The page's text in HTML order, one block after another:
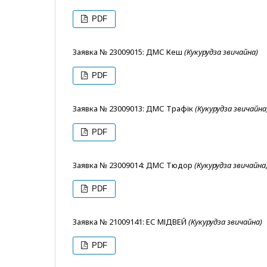
PDF
Заявка № 23009015: ДМС Кеш (Кукурудза звичайна)
PDF
Заявка № 23009013: ДМС Трафік(Кукурудза
PDF
Заявка № 23009014: ДМС Тюдор (Кукурудза
PDF
Заявка № 21009141: ЕС МІДВЕЙ (Кукурудза звичайна)
PDF